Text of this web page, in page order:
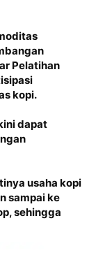
Pelatihan
kopi.
dapat
usaha kopi
sampai ke
sehingga